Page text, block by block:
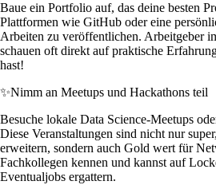
Baue ein Portfolio auf, das deine besten
Plattformen wie GitHub oder eine
Arbeiten zu veröffentlichen. Arbeitgeber
schauen oft direkt auf praktische
hast!
✨Nimm an Meetups und Hackathons teil
Besuche lokale Data Science-Meetups
Diese Veranstaltungen sind nicht nur
erweitern, sondern auch Gold wert für
Fachkollegen kennen und kannst auf
Eventualjobs ergattern.